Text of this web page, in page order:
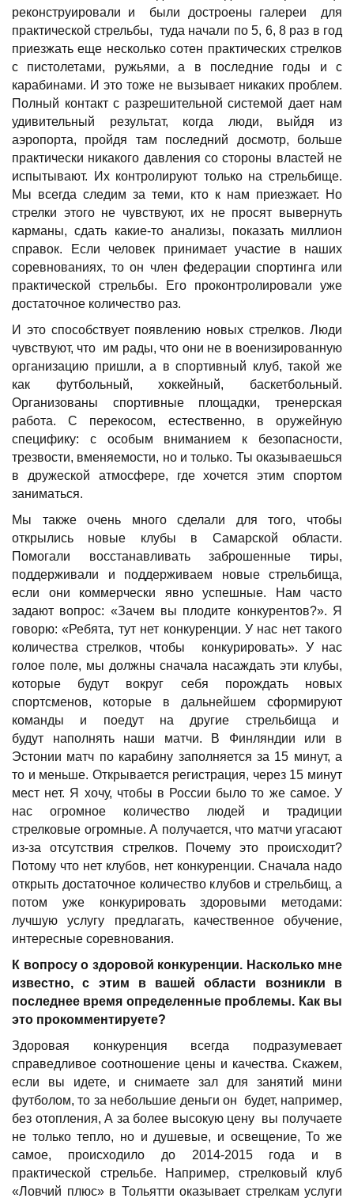
реконструировали и были достроены галереи для
практической стрельбы, туда начали по 5, 6, 8 раз в год
приезжать еще несколько сотен практических стрелков
с пистолетами, ружьями, а в последние годы и с
карабинами. И это тоже не вызывает никаких проблем.
Полный контакт с разрешительной системой дает нам
удивительный результат, когда люди, выйдя из
аэропорта, пройдя там последний досмотр, больше
практически никакого давления со стороны властей не
испытывают. Их контролируют только на стрельбище.
Мы всегда следим за теми, кто к нам приезжает. Но
стрелки этого не чувствуют, их не просят вывернуть
карманы, сдать какие-то анализы, показать миллион
справок. Если человек принимает участие в наших
соревнованиях, то он член федерации спортинга или
практической стрельбы. Его проконтролировали уже
достаточное количество раз.
И это способствует появлению новых стрелков. Люди
чувствуют, что им рады, что они не в военизированную
организацию пришли, а в спортивный клуб, такой же
как футбольный, хоккейный, баскетбольный.
Организованы спортивные площадки, тренерская
работа. С перекосом, естественно, в оружейную
специфику: с особым вниманием к безопасности,
трезвости, вменяемости, но и только. Ты оказываешься
в дружеской атмосфере, где хочется этим спортом
заниматься.
Мы также очень много сделали для того, чтобы
открылись новые клубы в Самарской области.
Помогали восстанавливать заброшенные тиры,
поддерживали и поддерживаем новые стрельбища,
если они коммерчески явно успешные. Нам часто
задают вопрос: «Зачем вы плодите конкурентов?». Я
говорю: «Ребята, тут нет конкуренции. У нас нет такого
количества стрелков, чтобы конкурировать». У нас
голое поле, мы должны сначала насаждать эти клубы,
которые будут вокруг себя порождать новых
спортсменов, которые в дальнейшем сформируют
команды и поедут на другие стрельбища и
будут наполнять наши матчи. В Финляндии или в
Эстонии матч по карабину заполняется за 15 минут, а
то и меньше. Открывается регистрация, через 15 минут
мест нет. Я хочу, чтобы в России было то же самое. У
нас огромное количество людей и традиции
стрелковые огромные. А получается, что матчи угасают
из-за отсутствия стрелков. Почему это происходит?
Потому что нет клубов, нет конкуренции. Сначала надо
открыть достаточное количество клубов и стрельбищ, а
потом уже конкурировать здоровыми методами:
лучшую услугу предлагать, качественное обучение,
интересные соревнования.
К вопросу о здоровой конкуренции. Насколько мне
известно, с этим в вашей области возникли в
последнее время определенные проблемы. Как вы
это прокомментируете?
Здоровая конкуренция всегда подразумевает
справедливое соотношение цены и качества. Скажем,
если вы идете, и снимаете зал для занятий мини
футболом, то за небольшие деньги он будет, например,
без отопления, А за более высокую цену вы получаете
не только тепло, но и душевые, и освещение, То же
самое, происходило до 2014-2015 года и в
практической стрельбе. Например, стрелковый клуб
«Ловчий плюс» в Тольятти оказывает стрелкам услуги